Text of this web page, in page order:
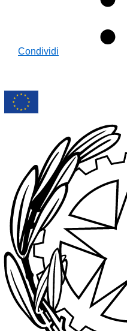
Condividi